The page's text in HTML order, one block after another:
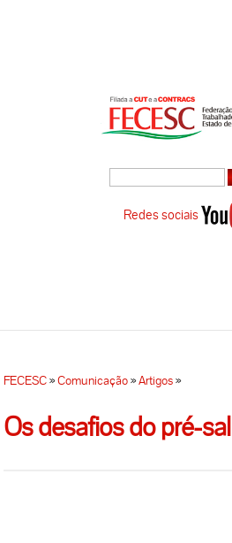
Redes sociais
FECESC»Comunicação»Artigos»
Os desafios do pré-sal